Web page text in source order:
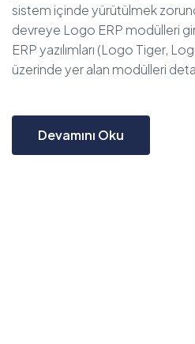
sistem içinde yürütülmek
devreye Logo ERP modülleri
ERP yazılımları (Logo Tiger,
üzerinde yer alan modülleri
Devamını Oku